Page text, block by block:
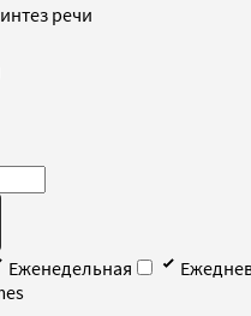
речи
Еженедельная